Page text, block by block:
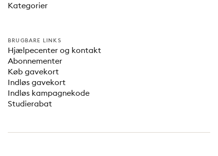
Kategorier
BRUGBARE LINKS
Hjælpecenter og kontakt
Abonnementer
Køb gavekort
Indløs gavekort
Indløs kampagnekode
Studierabat